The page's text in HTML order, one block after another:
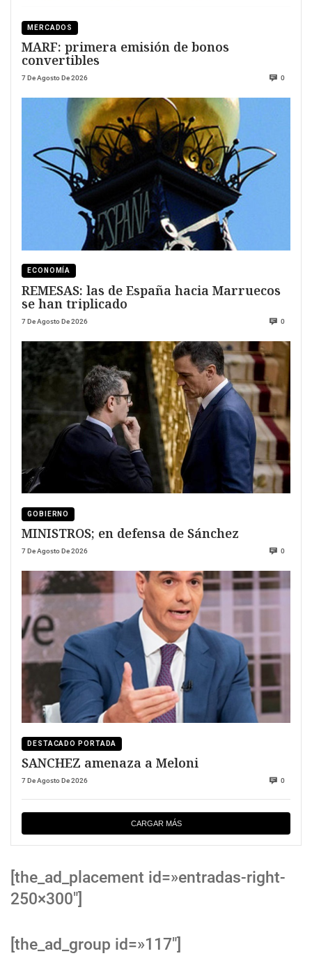
MERCADOS
MARF: primera emisión de bonos
convertibles
7 De Agosto De 2026 0
ECONOMÍA
REMESAS: las de España hacia Marruecos
se han triplicado
7 De Agosto De 2026 0
GOBIERNO
MINISTROS; en defensa de Sánchez
7 De Agosto De 2026 0
DESTACADO PORTADA
SANCHEZ amenaza a Meloni
7 De Agosto De 2026 0
CARGAR MÁS
[the_ad_placement id=»entradas-right-
250×300″]
[the_ad_group id=»117″]